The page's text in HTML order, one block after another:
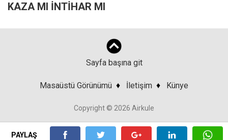
PAYLAŞ
KAZA MI İNTİHAR MI
Sayfa başına git
Masaüstü Görünümü ♦ İletişim ♦ Künye
Copyright © 2026 Airkule